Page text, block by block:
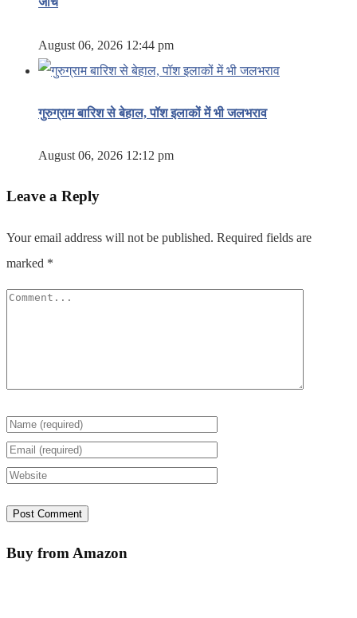
August 06, 2026 12:44 pm
गुरुग्राम बारिश से बेहाल, पॉश इलाकों में भी जलभराव
August 06, 2026 12:12 pm
Leave a Reply
Your email address will not be published. Required fields are
marked *
Buy from Amazon